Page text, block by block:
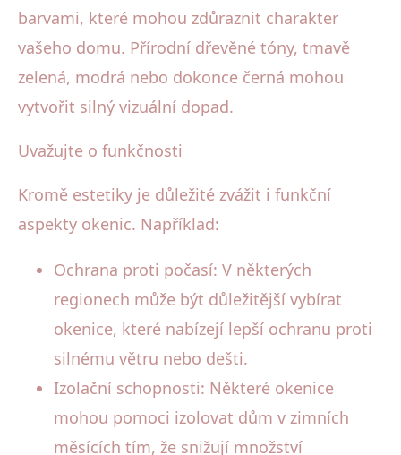
barvami, které mohou zdůraznit charakter
vašeho domu. Přírodní dřevěné tóny, tmavě
zelená, modrá nebo dokonce černá mohou
vytvořit silný vizuální dopad.
Uvažujte o funkčnosti
Kromě estetiky je důležité zvážit i funkční
aspekty okenic. Například:
Ochrana proti počasí: V některých
regionech může být důležitější vybírat
okenice, které nabízejí lepší ochranu proti
silnému větru nebo dešti.
Izolační schopnosti: Některé okenice
mohou pomoci izolovat dům v zimních
měsících tím, že snižují množství